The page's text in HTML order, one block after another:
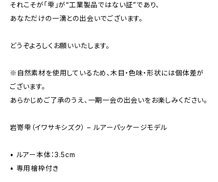
それこそが「雫」が“工業製品ではない証”であり、
あなただけの一滴との出会いでございます。
どうぞよろしくお願いいたします。
※自然素材を使用しているため、木目・色味・形状には個体差が
ございます。
あらかじめご了承のうえ、一期一会の出会いをお楽しみください。
岩嵜雫（イワサキシズク） – ルアーパッケージモデル
• ルアー本体：3.5cm
• 専用檜枠付き